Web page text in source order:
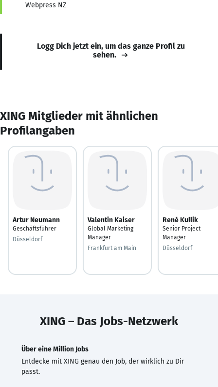
Webpress NZ
Logg Dich jetzt ein, um das ganze Profil zu
sehen.
XING Mitglieder mit ähnlichen
Profilangaben
Artur Neumann
Geschäftsführer
Düsseldorf
Valentin Kaiser
Global Marketing
Manager
Frankfurt am Main
René Kullik
Senior Project
Manager
Düsseldorf
XING – Das Jobs-Netzwerk
Über eine Million Jobs
Entdecke mit XING genau den Job, der wirklich zu Dir
passt.